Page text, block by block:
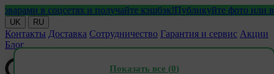
в соцсетях и получайте кэшбэк!Публикуйте фото или
UK RU
Контакты Доставка Сотрудничество Гарантия и сервис Акции
Блог
Показать все (0)